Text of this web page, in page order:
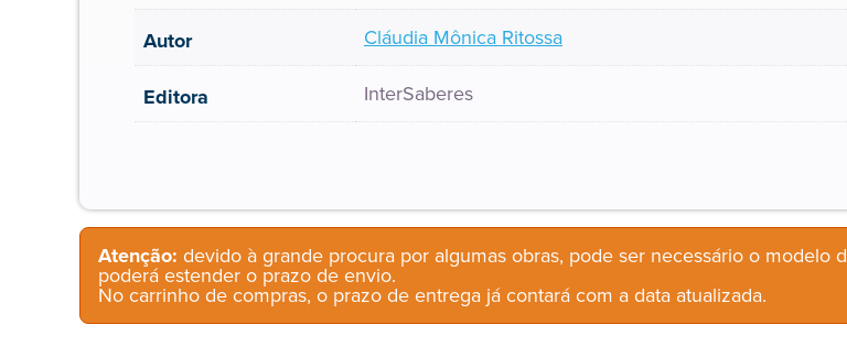
Autor Cláudia Mônica Ritossa
Editora InterSaberes
Atenção: devido à grande procura por algumas obras, pode ser necessário o
poderá estender o prazo de envio.
No carrinho de compras, o prazo de entrega já contará com a data atualizada.